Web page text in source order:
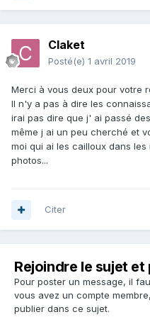
Claket
Posté(e) 1 avril 2019
Merci à vous deux pour votre
Il n'y a pas à dire les
irai pas dire que j' ai passé
même j ai un peu cherché et
moi qui ai les cailloux dans
photos...
Citer
Rejoindre le sujet
Pour poster un message, il
vous avez un compte membre,
publier dans ce sujet.